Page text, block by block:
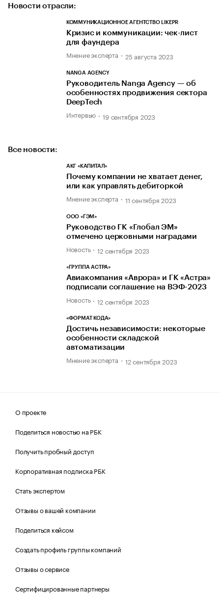
Новости отрасли:
КОММУНИКАЦИОННОЕ АГЕНТСТВО LIKEPR
Кризис и коммуникации: чек-лист
для фаундера
Мнение эксперта 25 августа 2023
NANGA AGENCY
Руководитель Nanga Agency — об
особенностях продвижения сектора
DeepTech
Интервью 19 сентября 2023
Все новости:
АКГ «КАПИТАЛ»
Почему компании не хватает денег,
или как управлять дебиторкой
Мнение эксперта 11 сентября 2023
ООО «ГЭМ»
Руководство ГК «Глобал ЭМ»
отмечено церковными наградами
Новость 12 сентября 2023
«ГРУППА АСТРА»
Авиакомпания «Аврора» и ГК «Астра»
подписали соглашение на ВЭФ-2023
Новость 12 сентября 2023
«ФОРМАТ КОДА»
Достичь независимости: некоторые
особенности складской
автоматизации
Мнение эксперта 12 сентября 2023
О проекте
Поделиться новостью на РБК
Получить пробный доступ
Корпоративная подписка РБК
Стать экспертом
Отзывы о вашей компании
Поделиться кейсом
Создать профиль группы компаний
Отзывы о сервисе
Сертифицированные партнеры